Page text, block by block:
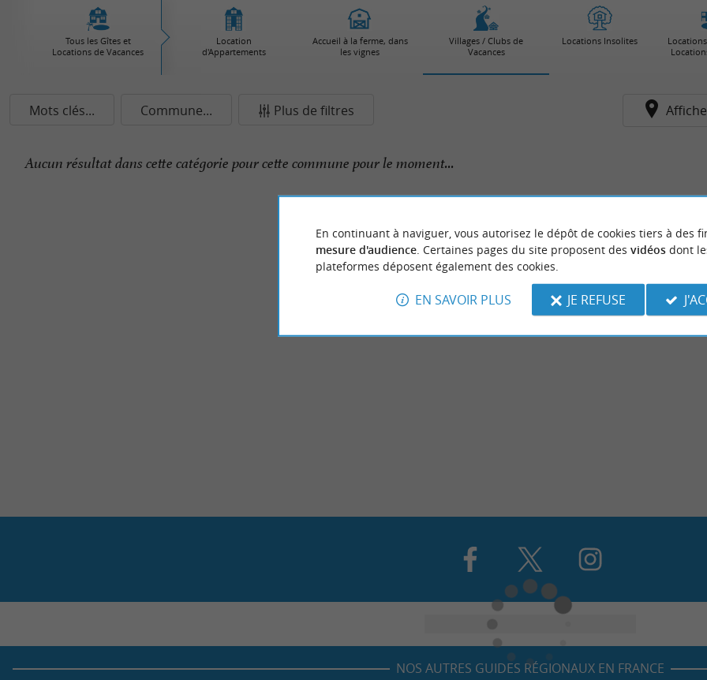
Tous les Gîtes et
Locations de Vacances
Location
d'Appartements
Accueil à la ferme, dans
les vignes
Villages / Clubs de
Vacances
Locations Insolites
Mots clés... Commune... Plus de filtres
Aucun résultat dans cette catégorie pour cette commune pour le moment...
NOS AUTRES GUIDES RÉGIONAUX EN FRANCE
En continuant à naviguer, vous autorisez le dépôt de cookies tiers à des
mesure d'audience. Certaines pages du site proposent des vidéosdont
plateformes déposent également des cookies.
EN SAVOIR PLUS JE REFUSE